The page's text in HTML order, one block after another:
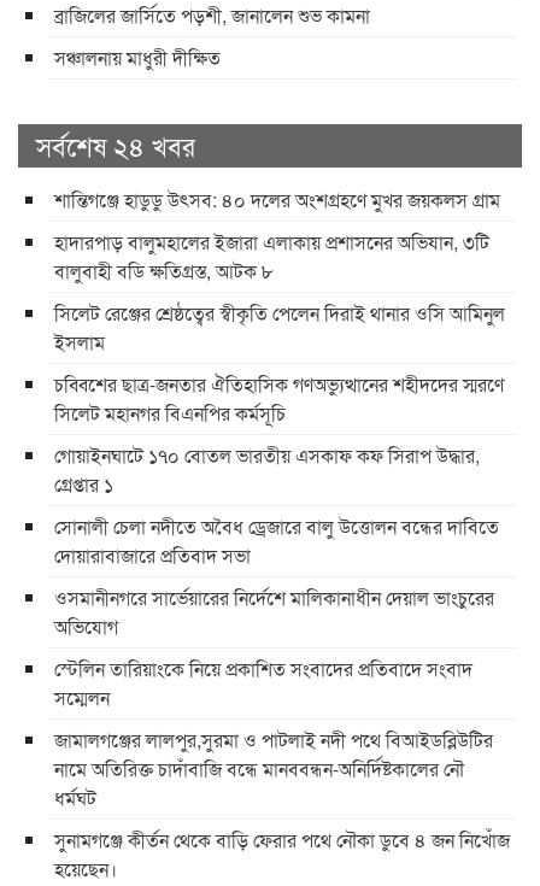
ব্রাজিলের জার্সিতে পড়শী, জানালেন শুভ কামনা
সঞ্চালনায় মাধুরী দীক্ষিত
সর্বশেষ ২৪ খবর
শান্তিগঞ্জে হাডুডু উৎসব: ৪০ দলের অংশগ্রহণে মুখর জয়কলস গ্রাম
হাদারপাড় বালুমহালের ইজারা এলাকায় প্রশাসনের অভিযান, ৩টি
বালুবাহী বডি ক্ষতিগ্রস্ত, আটক ৮
সিলেট রেঞ্জের শ্রেষ্ঠত্বের স্বীকৃতি পেলেন দিরাই থানার ওসি আমিনুল
ইসলাম
চব্বিশের ছাত্র-জনতার ঐতিহাসিক গণঅভ্যুত্থানের শহীদদের স্মরণে
সিলেট মহানগর বিএনপির কর্মসূচি
গোয়াইনঘাটে ১৭০ বোতল ভারতীয় এসকাফ কফ সিরাপ উদ্ধার,
গ্রেপ্তার ১
সোনালী চেলা নদীতে অবৈধ ড্রেজারে বালু উত্তোলন বন্ধের দাবিতে
দোয়ারাবাজারে প্রতিবাদ সভা
ওসমানীনগরে সার্ভেয়ারের নির্দেশে মালিকানাধীন দেয়াল ভাংচুরের
অভিযোগ
স্টেলিন তারিয়াংকে নিয়ে প্রকাশিত সংবাদের প্রতিবাদে সংবাদ
সম্মেলন
জামালগঞ্জের লালপুর,সুরমা ও পাটলাই নদী পথে বিআইডব্লিউটির
নামে অতিরিক্ত চাদাঁবাজি বন্ধে মানববন্ধন-অনির্দিষ্টকালের নৌ
ধর্মঘট
সুনামগঞ্জে কীর্তন থেকে বাড়ি ফেরার পথে নৌকা ডুবে ৪ জন নিখোঁজ
হয়েছেন।